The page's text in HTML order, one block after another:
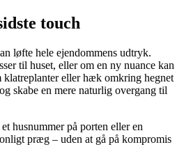
touch
løfte hele ejendommens udtryk.
til huset, eller om en ny nuance kan
klatreplanter eller hæk omkring hegnet
skabe en mere naturlig overgang til
husnummer på porten eller en
præg – uden at gå på kompromis